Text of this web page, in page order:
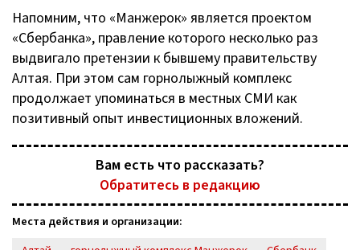
Напомним, что «Манжерок» является проектом
«Сбербанка», правление которого несколько раз
выдвигало претензии к бывшему правительству
Алтая. При этом сам горнолыжный комплекс
продолжает упоминаться в местных СМИ как
позитивный опыт инвестиционных вложений.
Вам есть что рассказать?
Обратитесь в редакцию
Места действия и организации: